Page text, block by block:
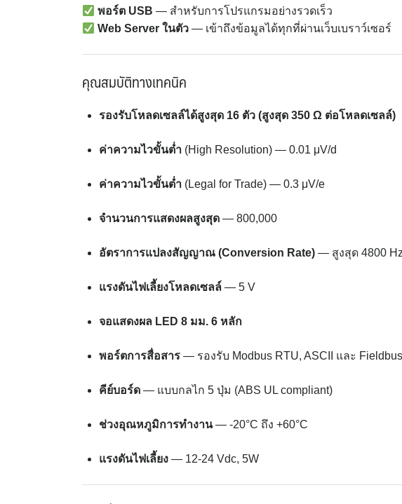
พอร์ต USB — สำหรับการโปรแกรมอย่างรวดเร็ว
Web Server ในตัว — เข้าถึงข้อมูลได้ทุกที่ผ่านเว็บเบราว์เซอร์
คุณสมบัติทางเทคนิค
รองรับโหลดเซลล์ได้สูงสุด 16 ตัว (สูงสุด 350 Ω ต่อโหลดเซลล์)
ค่าความไวขั้นต่ำ (High Resolution) — 0.01 μV/d
ค่าความไวขั้นต่ำ (Legal for Trade) — 0.3 μV/e
จำนวนการแสดงผลสูงสุด — 800,000
อัตราการแปลงสัญญาณ (Conversion Rate) — สูงสุด 4800 Hz
แรงดันไฟเลี้ยงโหลดเซลล์ — 5 V
จอแสดงผล LED 8 มม. 6 หลัก
พอร์ตการสื่อสาร — รองรับ Modbus RTU, ASCII และ Fieldbus
คีย์บอร์ด — แบบกลไก 5 ปุ่ม (ABS UL compliant)
ช่วงอุณหภูมิการทำงาน— -20°C ถึง +60°C
แรงดันไฟเลี้ยง — 12-24 Vdc, 5W